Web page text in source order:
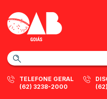
TELEFONE GERAL
(62) 3238-2000